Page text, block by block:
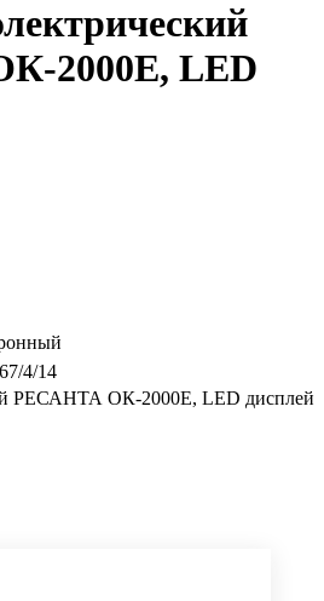
2000E, LED
67/4/14
РЕСАНТА ОК-2000E, LED дисплей